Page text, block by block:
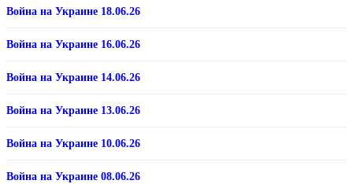
Война на Украине 18.06.26
Война на Украине 16.06.26
Война на Украине 14.06.26
Война на Украине 13.06.26
Война на Украине 10.06.26
Война на Украине 08.06.26